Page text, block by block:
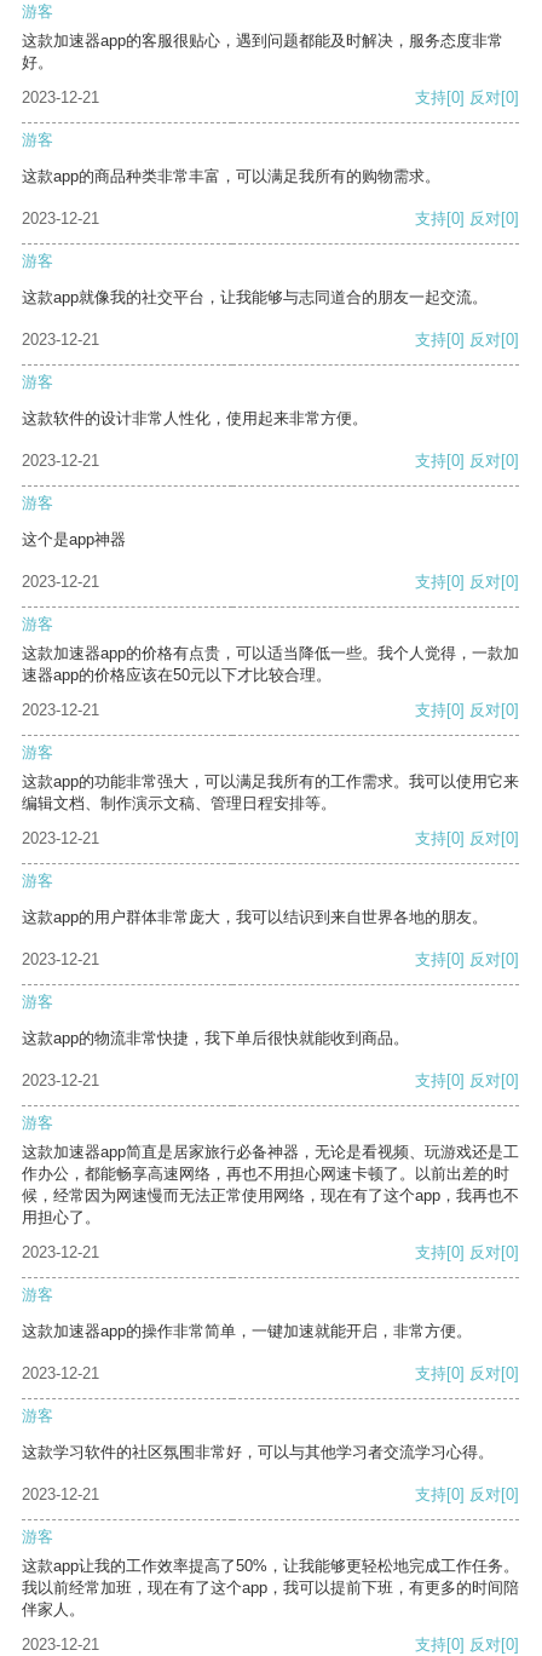
游客
这款加速器app的客服很贴心，遇到问题都能及时解决，服务态度非常
好。
2023-12-21
支持[0] 反对[0]
游客
这款app的商品种类非常丰富，可以满足我所有的购物需求。
2023-12-21 支持[0] 反对[0]
游客
这款app就像我的社交平台，让我能够与志同道合的朋友一起交流。
2023-12-21 支持[0] 反对[0]
游客
这款软件的设计非常人性化，使用起来非常方便。
2023-12-21 支持[0] 反对[0]
游客
这个是app神器
2023-12-21 支持[0] 反对[0]
游客
这款加速器app的价格有点贵，可以适当降低一些。我个人觉得，一款加
速器app的价格应该在50元以下才比较合理。
2023-12-21
支持[0] 反对[0]
游客
这款app的功能非常强大，可以满足我所有的工作需求。我可以使用它来
编辑文档、制作演示文稿、管理日程安排等。
2023-12-21
支持[0] 反对[0]
游客
这款app的用户群体非常庞大，我可以结识到来自世界各地的朋友。
2023-12-21 支持[0] 反对[0]
游客
这款app的物流非常快捷，我下单后很快就能收到商品。
2023-12-21 支持[0] 反对[0]
游客
这款加速器app简直是居家旅行必备神器，无论是看视频、玩游戏还是工
作办公，都能畅享高速网络，再也不用担心网速卡顿了。以前出差的时
候，经常因为网速慢而无法正常使用网络，现在有了这个app，我再也不
用担心了。
2023-12-21
支持[0] 反对[0]
游客
这款加速器app的操作非常简单，一键加速就能开启，非常方便。
2023-12-21 支持[0] 反对[0]
游客
这款学习软件的社区氛围非常好，可以与其他学习者交流学习心得。
2023-12-21 支持[0] 反对[0]
游客
这款app让我的工作效率提高了50%，让我能够更轻松地完成工作任务。
我以前经常加班，现在有了这个app，我可以提前下班，有更多的时间陪
伴家人。
2023-12-21
支持[0] 反对[0]